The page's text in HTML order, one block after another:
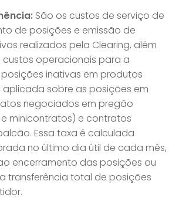
São os custos de serviço de
de posições e emissão de
realizados pela Clearing, além
operacionais para a
inativas em produtos
aplicada sobre as posições em
negociados em pregão
minicontratos) e contratos
Essa taxa é calculada
no último dia útil de cada mês,
encerramento das posições ou
transferência total de posições